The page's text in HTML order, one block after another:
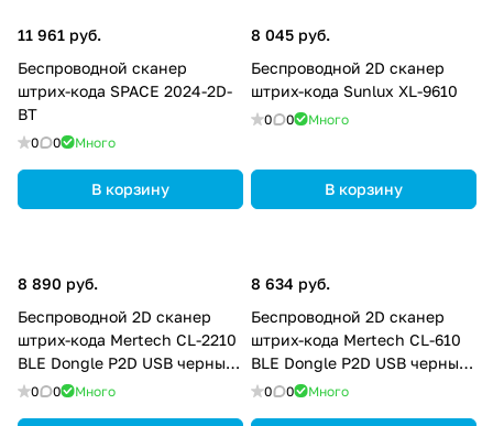
11 961 руб.
Беспроводной сканер
штрих-кода SPACE 2024-2D-
BT
0 0 Много
В корзину
8 045 руб.
Беспроводной 2D сканер
штрих-кода Sunlux XL-9610
0 0 Много
В корзину
8 890 руб.
Беспроводной 2D сканер
штрих-кода Mertech CL-2210
BLE Dongle P2D USB черный
4794
0 0 Много
8 634 руб.
Беспроводной 2D сканер
штрих-кода Mertech CL-610
BLE Dongle P2D USB черный
4813
0 0 Много